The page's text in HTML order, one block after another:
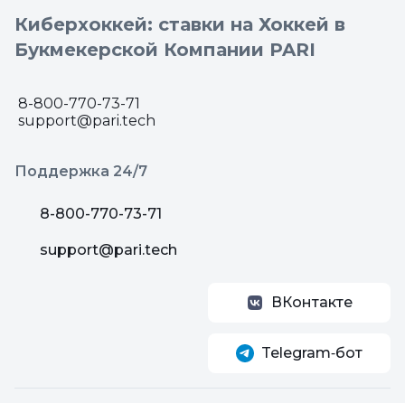
Киберхоккей: ставки на Хоккей в
Букмекерской Компании PARI
8-800-770-73-71
support@pari.tech
Поддержка 24/7
8-800-770-73-71
support@pari.tech
ВКонтакте
Telegram‑бот